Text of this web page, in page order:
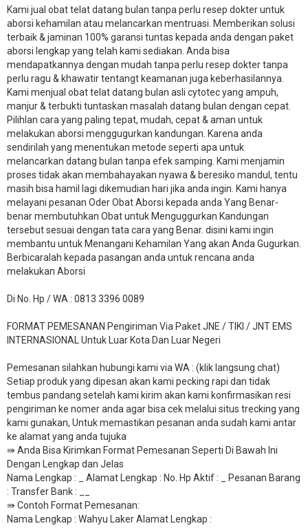
Kami jual obat telat datang bulan tanpa perlu resep dokter untuk
aborsi kehamilan atau melancarkan mentruasi. Memberikan solusi
terbaik & jaminan 100% garansi tuntas kepada anda dengan paket
aborsi lengkap yang telah kami sediakan. Anda bisa
mendapatkannya dengan mudah tanpa perlu resep dokter tanpa
perlu ragu & khawatir tentangt keamanan juga keberhasilannya.
Kami menjual obat telat datang bulan asli cytotec yang ampuh,
manjur & terbukti tuntaskan masalah datang bulan dengan cepat.
Pilihlan cara yang paling tepat, mudah, cepat & aman untuk
melakukan aborsi menggugurkan kandungan. Karena anda
sendirilah yang menentukan metode seperti apa untuk
melancarkan datang bulan tanpa efek samping. Kami menjamin
proses tidak akan membahayakan nyawa & beresiko mandul, tentu
masih bisa hamil lagi dikemudian hari jika anda ingin. Kami hanya
melayani pesanan Oder Obat Aborsi kepada anda Yang Benar-
benar membutuhkan Obat untuk Menguggurkan Kandungan
tersebut sesuai dengan tata cara yang Benar. disini kami ingin
membantu untuk Menangani Kehamilan Yang akan Anda Gugurkan.
Berbicaralah kepada pasangan anda untuk rencana anda
melakukan Aborsi
Di No. Hp / WA : 0813 3396 0089
FORMAT PEMESANAN Pengiriman Via Paket JNE / TIKI / JNT EMS
INTERNASIONAL Untuk Luar Kota Dan Luar Negeri
Pemesanan silahkan hubungi kami via WA : (klik langsung chat)
Setiap produk yang dipesan akan kami pecking rapi dan tidak
tembus pandang setelah kami kirim akan kami konfirmasikan resi
pengiriman ke nomer anda agar bisa cek melalui situs trecking yang
kami gunakan, Untuk memastikan pesanan anda sudah kami antar
ke alamat yang anda tujuka
⇛ Anda Bisa Kirimkan Format Pemesanan Seperti Di Bawah Ini
Dengan Lengkap dan Jelas
Nama Lengkap : _ Alamat Lengkap : No. Hp Aktif : _ Pesanan Barang
: Transfer Bank : __
​⇛ Contoh Format Pemesanan:
Nama Lengkap : Wahyu Laker Alamat Lengkap :